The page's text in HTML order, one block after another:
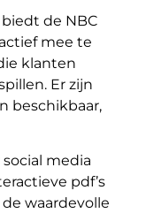
de NBC
mee te
klanten
Er zijn
beschikbaar,
media
pdf’s
waardevolle